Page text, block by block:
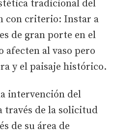
tradicional del
con criterio: Instar a
de gran porte en el
afecten al vaso pero
y el paisaje histórico.
intervención del
través de la solicitud
de su área de